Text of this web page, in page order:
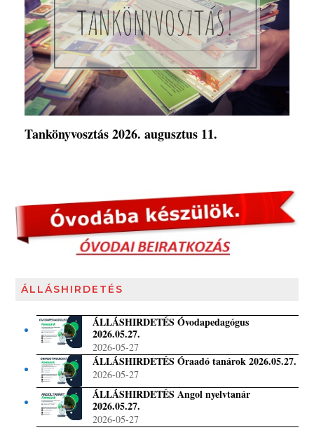
Tankönyvosztás 2026. augusztus 11.
ÁLLÁSHIRDETÉS
ÁLLÁSHIRDETÉS Óvodapedagógus
2026.05.27.
2026-05-27
ÁLLÁSHIRDETÉS Óraadó tanárok 2026.05.27.
2026-05-27
ÁLLÁSHIRDETÉS Angol nyelvtanár
2026.05.27.
2026-05-27